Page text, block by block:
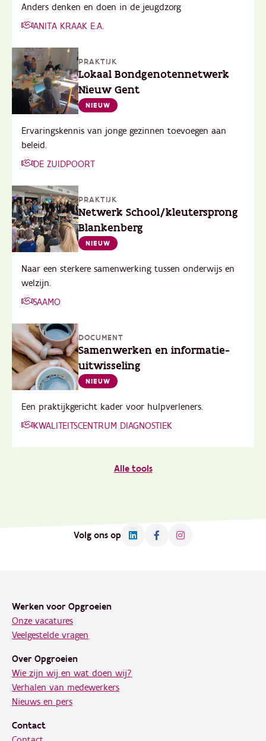
Anders denken en doen in de jeugdzorg
ANITA KRAAK E.A.
PRAKTIJK
Lokaal Bondgenotennetwerk
Nieuw Gent
NIEUW
Ervaringskennis van jonge gezinnen toevoegen aan
beleid.
DE ZUIDPOORT
PRAKTIJK
Netwerk School/kleutersprong
Blankenberg
NIEUW
Naar een sterkere samenwerking tussen onderwijs en
welzijn.
SAAMO
DOCUMENT
Samenwerken en informatie-
uitwisseling
NIEUW
Een praktijkgericht kader voor hulpverleners.
KWALITEITSCENTRUM DIAGNOSTIEK
Alle tools
Volg ons op
Werken voor Opgroeien
Onze vacatures
Veelgestelde vragen
Over Opgroeien
Wie zijn wij en wat doen wij?
Verhalen van medewerkers
Nieuws en pers
Contact